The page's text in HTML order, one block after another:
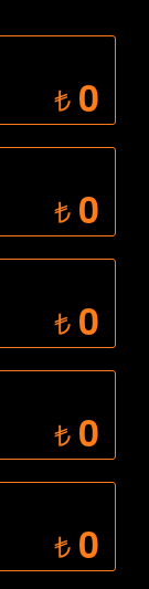
0
0
0
0
0